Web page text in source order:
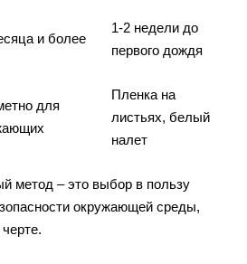
и более
1-2 недели до
первого дождя
для
Пленка на
листьях, белый
налет
метод – это выбор в пользу
окружающей среды,